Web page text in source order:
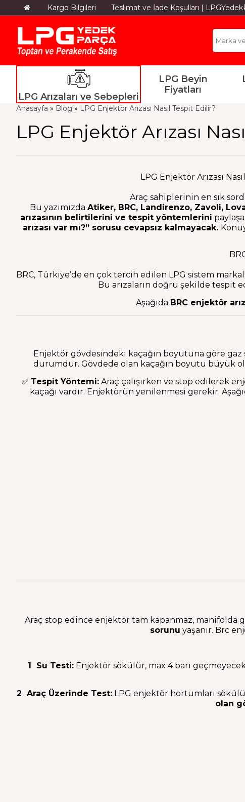
Kargo Bilgileri Teslimat ve İade Koşulları |
LPG Arızaları ve Sebepleri
LPG Beyin
Fiyatları
Anasayfa » Blog » LPG Enjektör Arızası Nasıl Tespit Edilir?
LPG Enjektör Arızası
LPG Enjektör Arızası
Araç sahiplerinin en sık
Bu yazımızda Atiker, BRC, Landirenzo, Zavoli,
arızasının belirtilerini ve tespit yöntemlerini
arızası var mı?” sorusu cevapsız kalmayacak.
BRC, Türkiye’de en çok tercih edilen LPG sistem
Bu arızaların doğru şekilde tespit
Aşağıda BRC enjektör
Enjektör gövdesindeki kaçağın boyutuna göre gaz
durumdur. Gövdede olan kaçağın boyutu büyük
✅ Tespit Yöntemi:Araç çalışırken ve stop edilerek
kaçağı vardır. Enjektörün yenilenmesi gerekir.
Araç stop edince enjektör tam kapanmaz, manifolda
sorunu yaşanır. Brc
1 Su Testi:Enjektör sökülür, max 4 barı
2 Araç Üzerinde Test:LPG enjektör hortumları
olan